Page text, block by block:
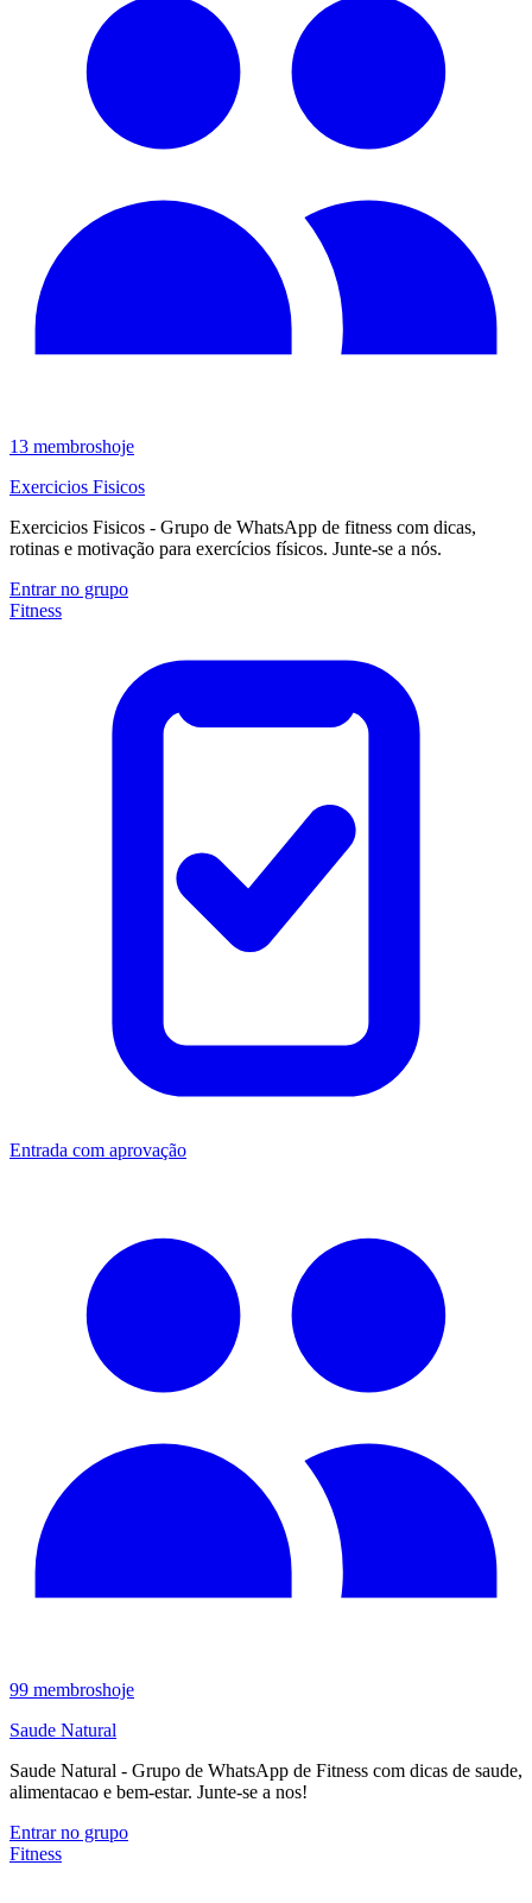
13 membroshoje
Exercicios Fisicos
Exercicios Fisicos - Grupo de WhatsApp de fitness com dicas,
rotinas e motivação para exercícios físicos. Junte-se a nós.
Entrar no grupo
Fitness
Entrada com aprovação
99 membroshoje
Saude Natural
Saude Natural - Grupo de WhatsApp de Fitness com dicas de saude,
alimentacao e bem-estar. Junte-se a nos!
Entrar no grupo
Fitness